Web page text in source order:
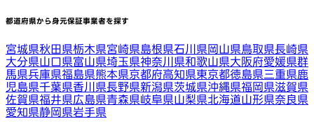
都道府県から身元保証事業者を探す
宮城県秋田県栃木県宮崎県島根県石川県岡山県鳥取県長崎県
大分県山口県富山県埼玉県神奈川県和歌山県大阪府愛媛県群
馬県兵庫県福島県熊本県京都府高知県東京都徳島県三重県鹿
児島県千葉県香川県長野県新潟県茨城県沖縄県福岡県滋賀県
佐賀県福井県広島県青森県岐阜県山梨県北海道山形県奈良県
愛知県静岡県岩手県